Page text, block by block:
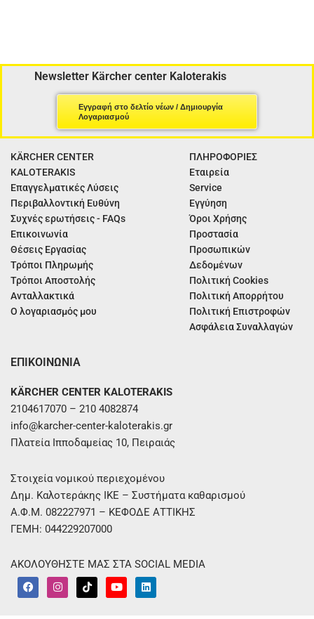
Newsletter Kärcher center Kaloterakis
Εγγραφή στο δελτίο νέων / Δημιουργία
Λογαριασμού
KÄRCHER CENTER
KALOTERAKIS
Επαγγελματικές Λύσεις
Περιβαλλοντική Ευθύνη
Συχνές ερωτήσεις - FAQs
Επικοινωνία
Θέσεις Εργασίας
Τρόποι Πληρωμής
Τρόποι Αποστολής
Ανταλλακτικά
Ο λογαριασμός μου
ΠΛΗΡΟΦΟΡΙΕΣ
Εταιρεία
Service
Εγγύηση
Όροι Χρήσης
Προστασία
Προσωπικών
Δεδομένων
Πολιτική Cookies
Πολιτική Απορρήτου
Πολιτική Επιστροφών
Ασφάλεια Συναλλαγών
ΕΠΙΚΟΙΝΩΝΙΑ
KÄRCHER CENTER KALOTERAKIS
2104617070 – 210 4082874
info@karcher-center-kaloterakis.gr
Πλατεία Ιπποδαμείας 10, Πειραιάς
Στοιχεία νομικού περιεχομένου
Δημ. Καλοτεράκης ΙΚΕ – Συστήματα καθαρισμού
Α.Φ.Μ. 082227971 – ΚΕΦΟΔΕ ΑΤΤΙΚΗΣ
ΓΕΜΗ: 044229207000
ΑΚΟΛΟΥΘΗΣΤΕ ΜΑΣ ΣΤΑ SOCIAL MEDIA
F
a
c
I
n
s
T
i
k
Y
o
u
L
i
n